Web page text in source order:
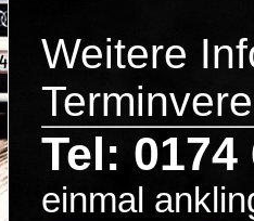
Weitere
Tel: 0174
einmal